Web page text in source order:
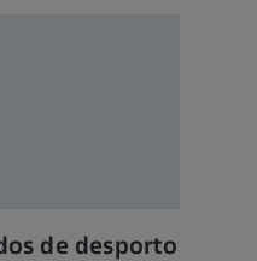
de desporto